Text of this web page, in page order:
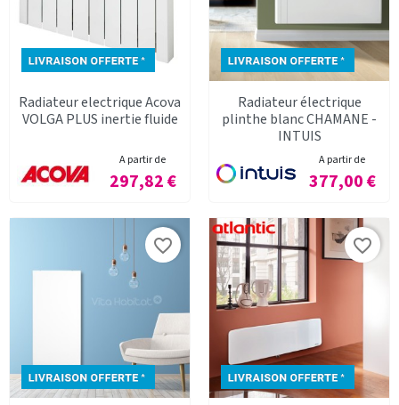
Radiateur electrique Acova
VOLGA PLUS inertie fluide
A partir de
Prix
297,82 €
Radiateur électrique
plinthe blanc CHAMANE -
INTUIS
A partir de
Prix
377,00 €
favorite_border favorite_border